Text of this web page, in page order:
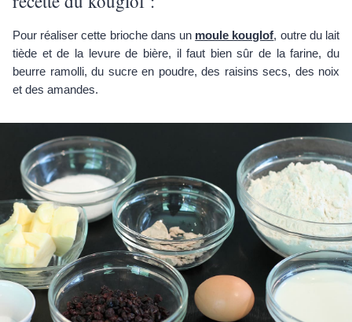
Pour réaliser cette brioche dans un moule kouglof, outre du lait
tiède et de la levure de bière, il faut bien sûr de la farine, du
beurre ramolli, du sucre en poudre, des raisins secs, des noix
et des amandes.